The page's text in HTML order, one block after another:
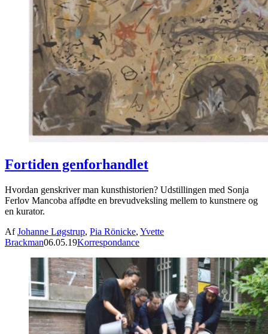
Fortiden genforhandlet
Hvordan genskriver man kunsthistorien? Udstillingen med Sonja
Ferlov Mancoba affødte en brevudveksling mellem to kunstnere og
en kurator.
AfJohanne Løgstrup, Pia Rönicke, Yvette
Brackman06.05.19Korrespondance